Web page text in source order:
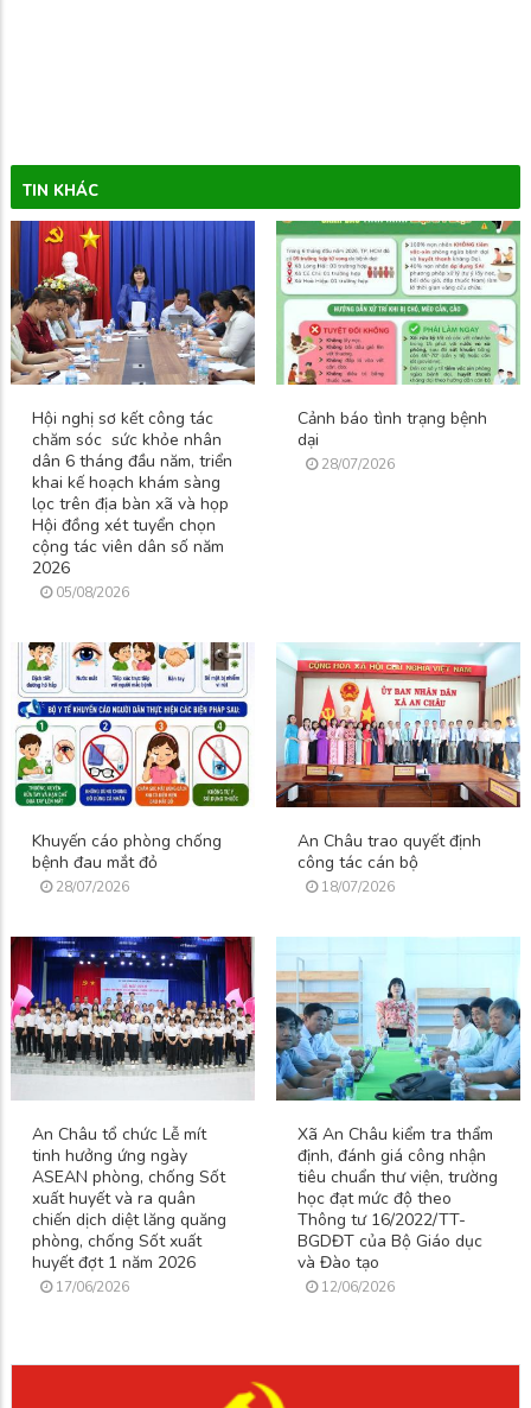
TIN KHÁC
Hội nghị sơ kết công tác
chăm sóc sức khỏe nhân
dân 6 tháng đầu năm, triển
khai kế hoạch khám sàng
lọc trên địa bàn xã và họp
Hội đồng xét tuyển chọn
cộng tác viên dân số năm
2026
05/08/2026
Cảnh báo tình trạng bệnh
dại
28/07/2026
Khuyến cáo phòng chống
bệnh đau mắt đỏ
28/07/2026
An Châu trao quyết định
công tác cán bộ
18/07/2026
An Châu tổ chức Lễ mít
tinh hưởng ứng ngày
ASEAN phòng, chống Sốt
xuất huyết và ra quân
chiến dịch diệt lăng quăng
phòng, chống Sốt xuất
huyết đợt 1 năm 2026
17/06/2026
Xã An Châu kiểm tra thẩm
định, đánh giá công nhận
tiêu chuẩn thư viện, trường
học đạt mức độ theo
Thông tư 16/2022/TT-
BGDĐT của Bộ Giáo dục
và Đào tạo
12/06/2026